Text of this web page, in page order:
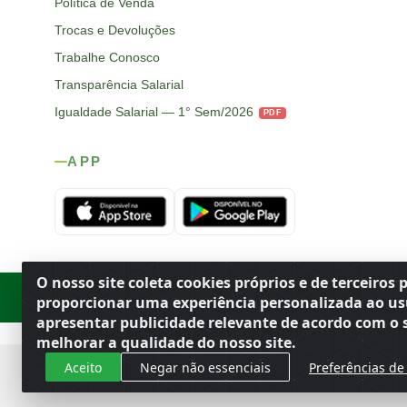
O nosso site coleta cookies próprios e de terceiros
proporcionar uma experiência personalizada ao
apresentar publicidade relevante de acordo com o
melhorar a qualidade do nosso site.
Aceito Negar não essenciais Preferências de
Política de Venda
Trocas e Devoluções
Trabalhe Conosco
Transparência Salarial
Igualdade Salarial — 1° Sem/2026
PDF
APP
Rod. SP-215, s/n, km 98 — Área Rural Porto Ferreira/ ·